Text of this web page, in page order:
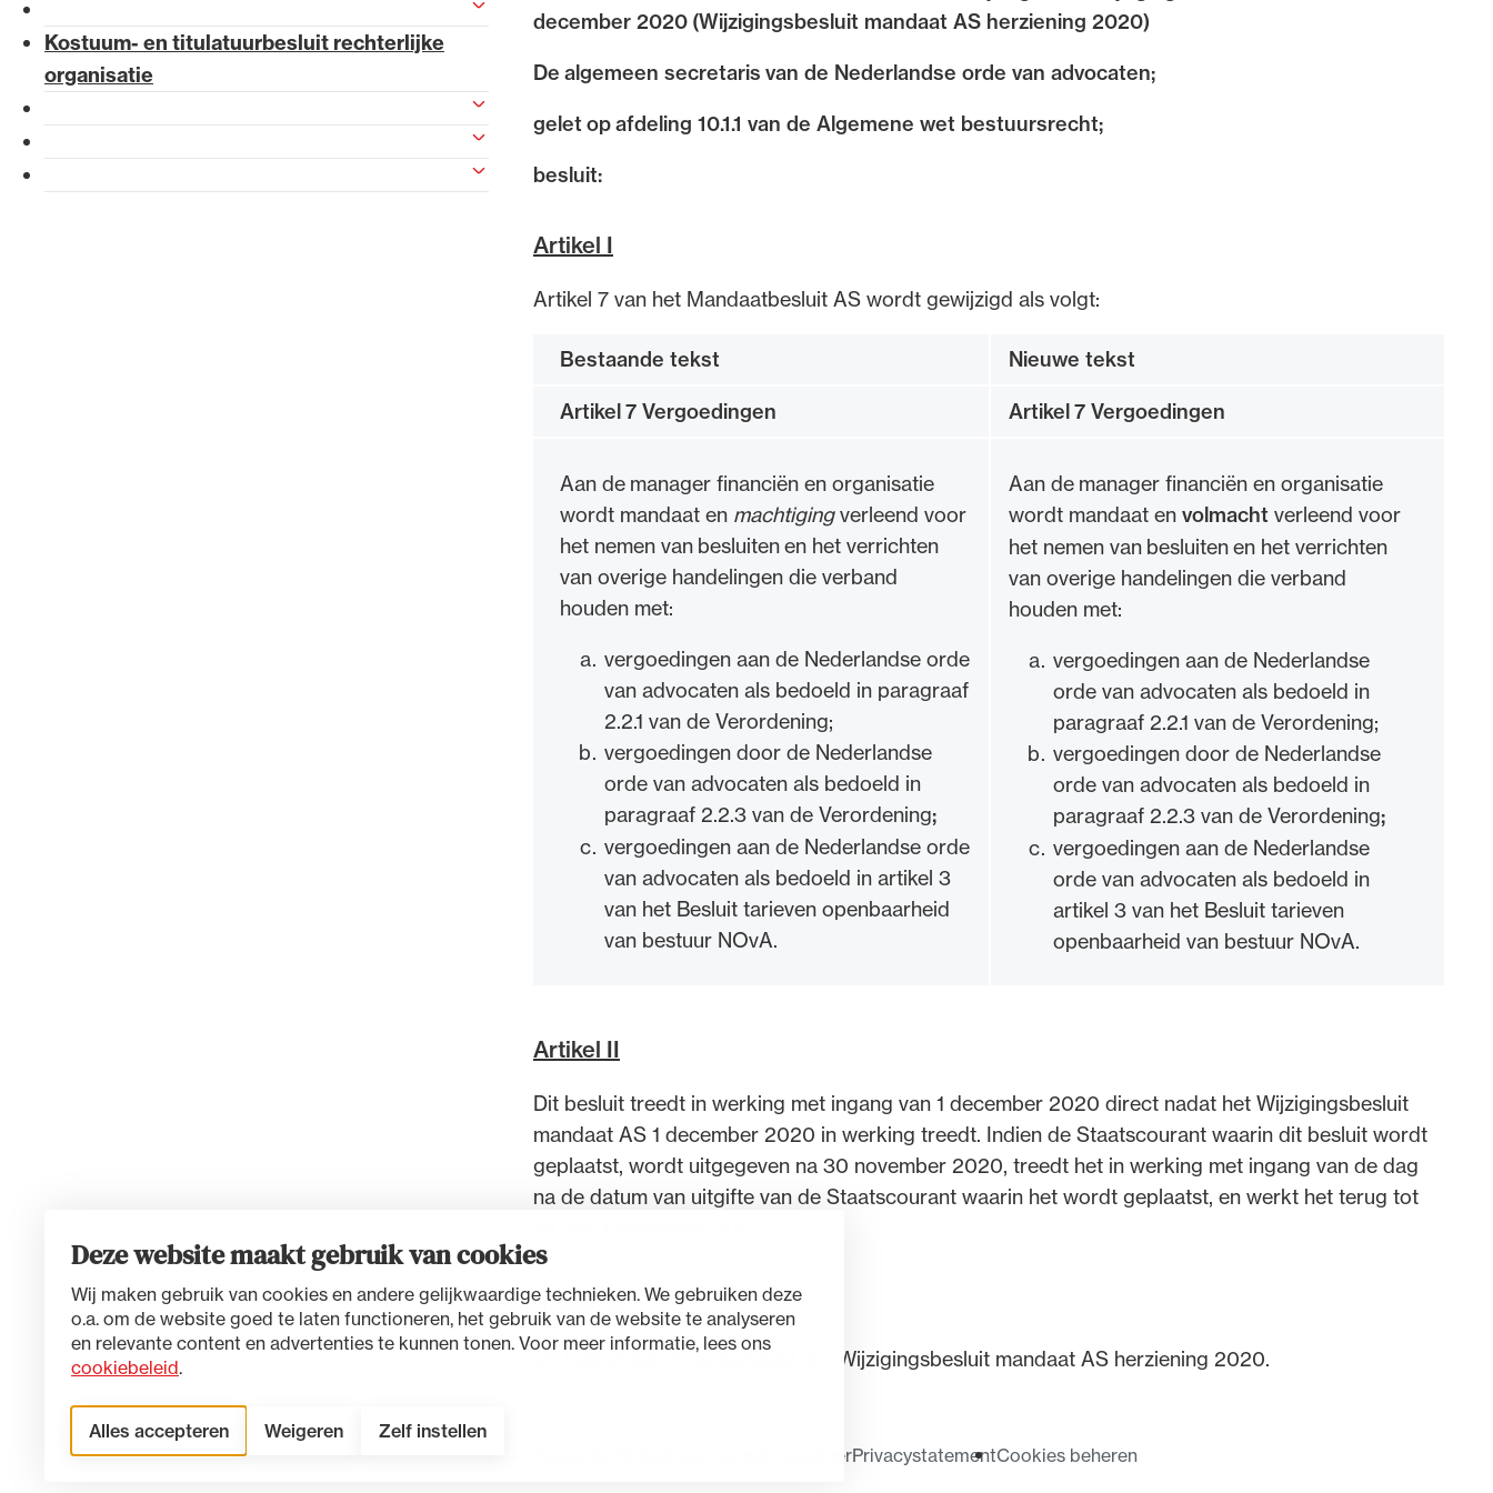
Deze website maakt gebruik van cookies
Wij maken gebruik van cookies en andere gelijkwaardige technieken. We gebruiken deze
o.a. om de website goed te laten functioneren, het gebruik van de website te analyseren
en relevante content en advertenties te kunnen tonen. Voor meer informatie, lees ons
cookiebeleid.
Alles accepteren Weigeren Zelf instellen
december 2020 (Wijzigingsbesluit mandaat AS herziening 2020)
De algemeen secretaris van de Nederlandse orde van advocaten;
gelet op afdeling 10.1.1 van de Algemene wet bestuursrecht;
besluit:
Artikel I
Artikel 7 van het Mandaatbesluit AS wordt gewijzigd als volgt:
Bestaande tekst Nieuwe tekst
Artikel 7 Vergoedingen Artikel 7 Vergoedingen
Aan de manager financiën en organisatie
wordt mandaat en machtigingverleend voor
het nemen van besluiten en het verrichten
van overige handelingen die verband
houden met:
vergoedingen aan de Nederlandse orde
van advocaten als bedoeld in paragraaf
2.2.1 van de Verordening;
vergoedingen door de Nederlandse
orde van advocaten als bedoeld in
paragraaf 2.2.3 van de Verordening;
vergoedingen aan de Nederlandse orde
van advocaten als bedoeld in artikel 3
van het Besluit tarieven openbaarheid
van bestuur NOvA.
Aan de manager financiën en organisatie
wordt mandaat en volmacht verleend voor
het nemen van besluiten en het verrichten
van overige handelingen die verband
houden met:
vergoedingen aan de Nederlandse
orde van advocaten als bedoeld in
paragraaf 2.2.1 van de Verordening;
vergoedingen door de Nederlandse
orde van advocaten als bedoeld in
paragraaf 2.2.3 van de Verordening;
vergoedingen aan de Nederlandse
orde van advocaten als bedoeld in
artikel 3 van het Besluit tarieven
openbaarheid van bestuur NOvA.
Artikel II
Dit besluit treedt in werking met ingang van 1 december 2020 direct nadat het Wijzigingsbesluit
mandaat AS 1 december 2020 in werking treedt. Indien de Staatscourant waarin dit besluit wordt
geplaatst, wordt uitgegeven na 30 november 2020, treedt het in werking met ingang van de dag
na de datum van uitgifte van de Staatscourant waarin het wordt geplaatst, en werkt het terug tot
Artikel III
Dit besluit wordt aangehaald als: Wijzigingsbesluit mandaat AS herziening 2020.
Kostuum- en titulatuurbesluit rechterlijke
organisatie
DisclaimerPrivacystatementCookies beheren
Alle wet- en regelgeving voor de advocatuur. Van de
Advocatenwet tot de Verordening op de advocatuur
(Voda) en de Regeling op de advocatuur (Roda).
beroepsuitoefening: van de advocatenpas tot het
rechtsgebiedenregister en geheimhoudernummers.